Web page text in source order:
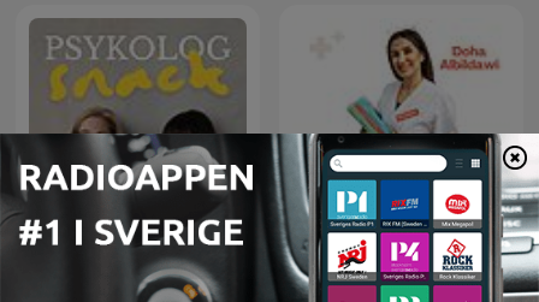
Psykologsnack Sjuksköterskestudenten